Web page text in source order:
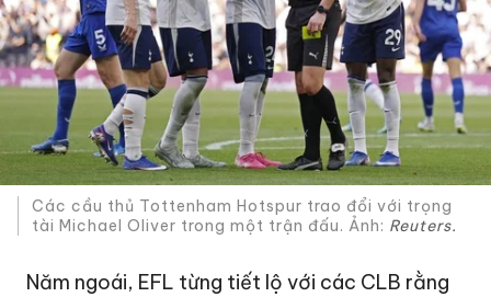
Các cầu thủ Tottenham Hotspur trao đổi với trọng
tài Michael Oliver trong một trận đấu. Ảnh: Reuters.
Năm ngoái, EFL từng tiết lộ với các CLB rằng